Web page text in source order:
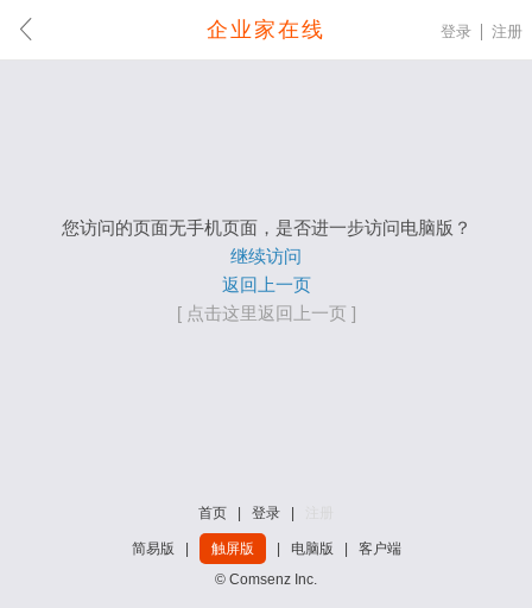
企业家在线 登录 注册
您访问的页面无手机页面，是否进一步访问电脑版？
继续访问
返回上一页
[ 点击这里返回上一页 ]
首页 登录
简易版 触屏版 电脑版
客户端
© Comsenz Inc.